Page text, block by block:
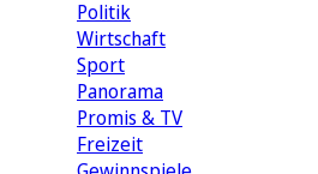
Politik
Wirtschaft
Sport
Panorama
Promis & TV
Freizeit